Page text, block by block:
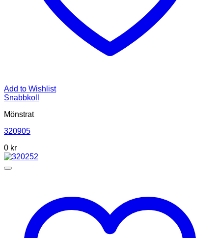
Add to Wishlist
Snabbkoll
Mönstrat
320905
0 kr